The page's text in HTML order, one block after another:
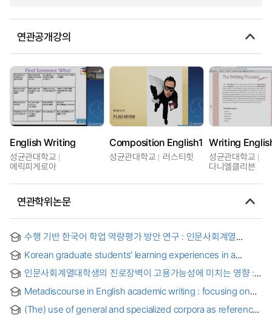
연관공개강의
English Writing
성균관대학교
에릭피게로아
Composition English1
성균관대학교 러스티힛
Writing
성균관대학교
다니엘클리븐
연관학위논문
수행 기반 한국어 학업 역량평가 방안 연구 : 인문사회계열
Academic Competency Assessment for Foreign
Undergraduate Students in the Humanities and Social
Sciences
Korean graduate students’ learning experiences in a
blended english writing for academic purposes course
인문사회계열대학생의 진로장벽이 고용가능성에 미치는 영향 :
중심으로 = The Impact of Career Barriers on Employability
among Humanities and Social Sciences Students :
Focused on the Moderated Mediation Effect of Major
Metadiscourse in English academic writing : focusing on
researchers
(The) use of general and specialized corpora as reference